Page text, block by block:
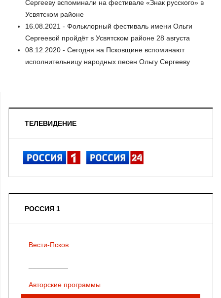
Сергееву вспоминали на фестивале «Знак русского» в
Усвятском районе
16.08.2021 - Фольклорный фестиваль имени Ольги
Сергеевой пройдёт в Усвятском районе 28 августа
08.12.2020 - Сегодня на Псковщине вспоминают
исполнительницу народных песен Ольгу Сергееву
ТЕЛЕВИДЕНИЕ
РОССИЯ 1
Вести-Псков
Авторские программы